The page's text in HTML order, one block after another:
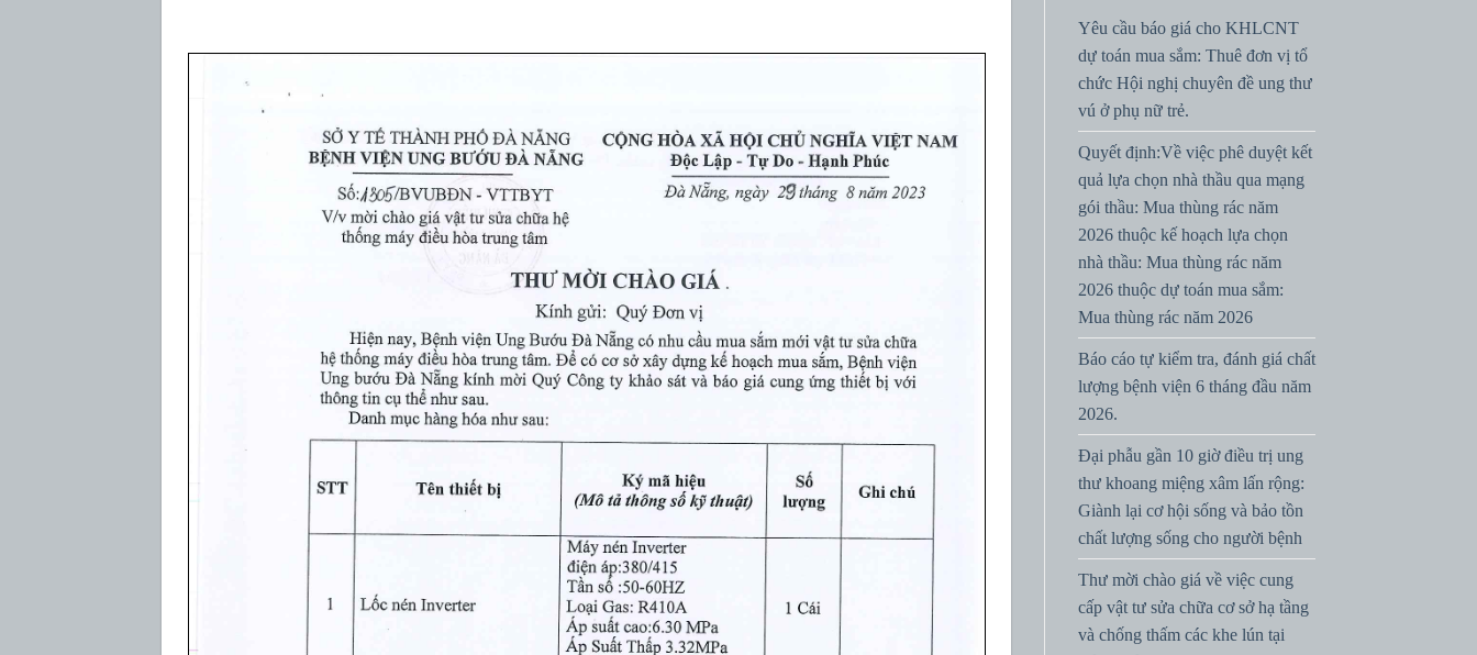
Yêu cầu báo giá cho KHLCNT
dự toán mua sắm: Thuê đơn vị tổ
chức Hội nghị chuyên đề ung thư
vú ở phụ nữ trẻ.
Quyết định:Về việc phê duyệt kết
quả lựa chọn nhà thầu qua mạng
gói thầu: Mua thùng rác năm
2026 thuộc kế hoạch lựa chọn
nhà thầu: Mua thùng rác năm
2026 thuộc dự toán mua sắm:
Mua thùng rác năm 2026
Báo cáo tự kiểm tra, đánh giá chất
lượng bệnh viện 6 tháng đầu năm
2026.
Đại phẫu gần 10 giờ điều trị ung
thư khoang miệng xâm lấn rộng:
Giành lại cơ hội sống và bảo tồn
chất lượng sống cho người bệnh
Thư mời chào giá về việc cung
cấp vật tư sửa chữa cơ sở hạ tầng
và chống thấm các khe lún tại